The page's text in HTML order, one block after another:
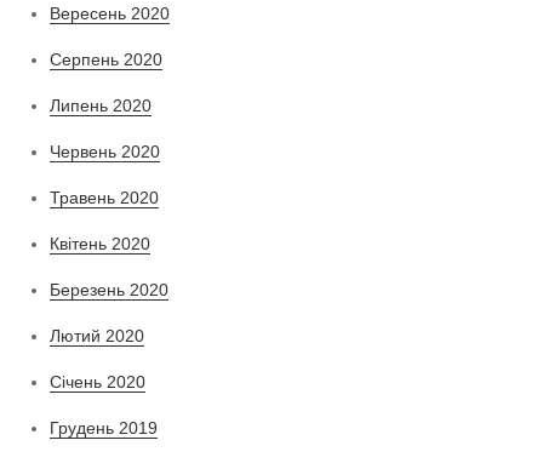
Вересень 2020
Серпень 2020
Липень 2020
Червень 2020
Травень 2020
Квітень 2020
Березень 2020
Лютий 2020
Січень 2020
Грудень 2019